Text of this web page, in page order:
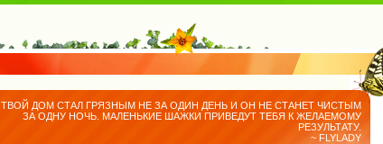
ТВОЙ ДОМ СТАЛ ГРЯЗНЫМ НЕ ЗА ОДИН ДЕНЬ И ОН НЕ СТАНЕТ ЧИСТЫМ
ЗА ОДНУ НОЧЬ. МАЛЕНЬКИЕ ШАЖКИ ПРИВЕДУТ ТЕБЯ К ЖЕЛАЕМОМУ
РЕЗУЛЬТАТУ.
~ FLYLADY